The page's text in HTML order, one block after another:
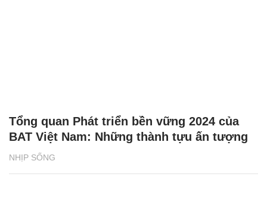
NHỊP SỐNG
Tổng quan Phát triển bền vững 2024 của
BAT Việt Nam: Những thành tựu ấn tượng